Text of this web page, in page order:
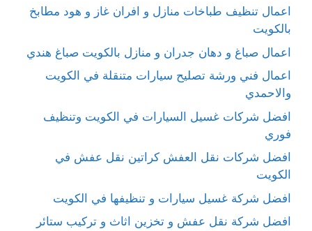
اعمال تنظيف طباخات منازل و افران غاز و هود مطابخ
بالكويت
اعمال صباغ و دهان جدران و منازل بالكويت صباغ هندي
اعمال فني ورشة تصليح سيارات متنقلة في الكويت
والاحمدي
افضل شركات غسيل السيارات في الكويت وتنظيف
فوري
افضل شركات نقل العفش كراتين نقل عفش في
الكويت
افضل شركة غسيل سيارات و تنظيفها في الكويت
افضل شركة نقل عفش و تخزين اثاث و تركيب ستائر